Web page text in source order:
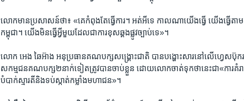
លោក​មាន​ប្រសាសន៍​ថា៖ «គេ​កំពុង​តែ​ធ្វើ​ការ។ អត់​អី​ទេ កាល​ណា​យើង​ធ្វើ យើង​ធ្វើ​តាម​
កម្ពុជា។ យើង​មិន​ធ្វើ​អ្វី​មួយ​ដែល​ជា​ការ​ខុស​ឆ្គង​ផ្លូវ​ច្បាប់​ទេ»។
លោក អេង ឆៃអ៊ាង អនុ​ប្រធាន​គណបក្ស​សង្រ្គោះ​ជាតិ បាន​បង្ហោះ​សារ​នៅ​លើ​ហ្វេសប៊ុក​
សកម្មជន​គណបក្ស​២នាក់​ទៀត​ត្រូវ​បាន​ចាប់​ខ្លួន ដោយ​លោក​ចាត់​ទុក​ថា​នេះ​ជា​«​ការ​គំ
បំបាក់​ស្មារតី​និង​ទប់ស្កាត់​កម្លាំង​មហាជន»។